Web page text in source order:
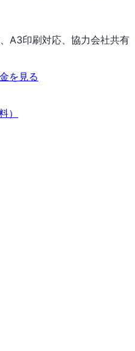
A3印刷対応、協力会社共有
を見る
）